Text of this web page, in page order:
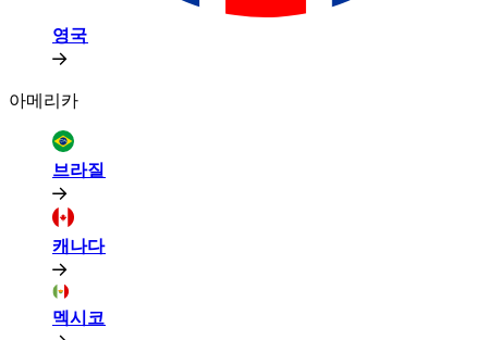
영국​​
아메리카​​
브라질​​
캐나다​​
멕시코​​